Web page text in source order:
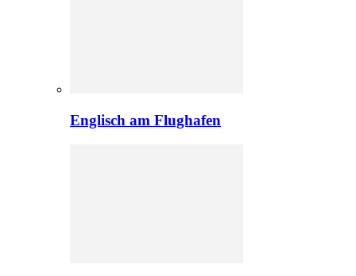
Englisch am Flughafen